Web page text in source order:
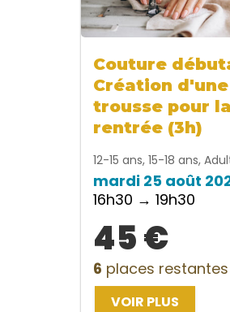
Couture
Création d'une
trousse pour la
rentrée (3h)
12-15 ans, 15-18 ans,
mardi 25 août
16h30 → 19h30
45 €
6 places restantes
VOIR PLUS